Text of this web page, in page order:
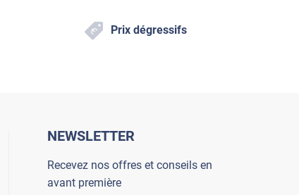
Prix dégressifs
NEWSLETTER
Recevez nos offres et conseils en
avant première